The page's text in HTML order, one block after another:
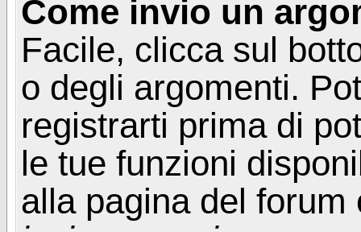
Come invio un
Facile, clicca sul
o degli argomenti.
registrarti prima di
le tue funzioni
alla pagina del